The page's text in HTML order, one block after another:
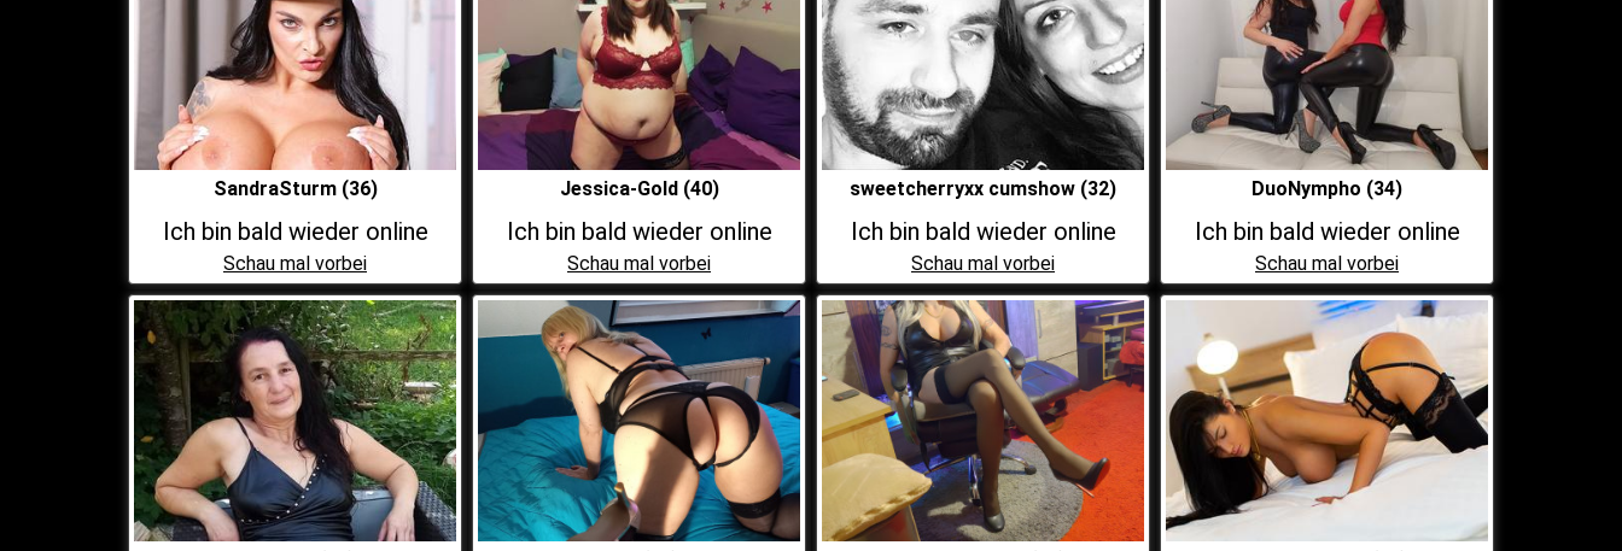
SandraSturm (36)
Ich bin bald wieder online
Schau mal vorbei
Jessica-Gold (40)
Ich bin bald wieder online
Schau mal vorbei
sweetcherryxx cumshow (32)
Ich bin bald wieder online
Schau mal vorbei
DuoNympho (34)
Ich bin bald wieder online
Schau mal vorbei